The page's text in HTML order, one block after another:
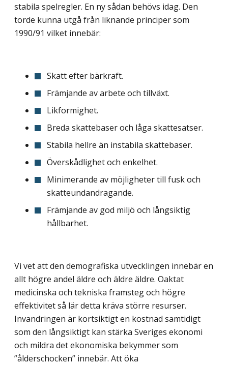
stabila spelregler. En ny sådan behövs idag. Den
torde kunna utgå från liknande principer som
1990/91 vilket innebär:
Skatt efter bärkraft.
Främjande av arbete och tillväxt.
Likformighet.
Breda skattebaser och låga skattesatser.
Stabila hellre än instabila skattebaser.
Överskådlighet och enkelhet.
Minimerande av möjligheter till fusk och
skatteundandragande.
Främjande av god miljö och långsiktig
hållbarhet.
Vi vet att den demografiska utvecklingen innebär en
allt högre andel äldre och äldre äldre. Oaktat
medicinska och tekniska framsteg och högre
effektivitet så lär detta kräva större resurser.
Invandringen är kortsiktigt en kostnad samtidigt
som den långsiktigt kan stärka Sveriges ekonomi
och mildra det ekonomiska bekymmer som
”ålderschocken” innebär. Att öka